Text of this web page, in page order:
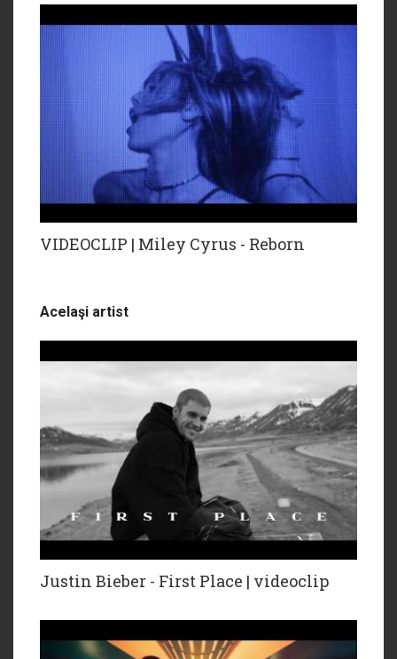
VIDEOCLIP | Miley Cyrus - Reborn
Acelaşi artist
Justin Bieber - First Place | videoclip